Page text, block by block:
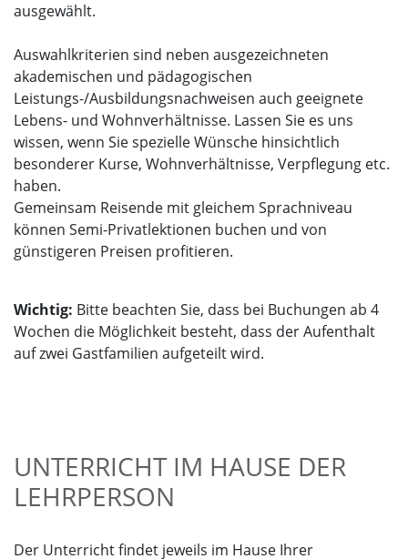
ausgewählt.
Auswahlkriterien sind neben ausgezeichneten
akademischen und pädagogischen
Leistungs-/Ausbildungsnachweisen auch geeignete
Lebens- und Wohnverhältnisse. Lassen Sie es uns
wissen, wenn Sie spezielle Wünsche hinsichtlich
besonderer Kurse, Wohnverhältnisse, Verpflegung etc.
haben.
Gemeinsam Reisende mit gleichem Sprachniveau
können Semi-Privatlektionen buchen und von
günstigeren Preisen profitieren.
Wichtig: Bitte beachten Sie, dass bei Buchungen ab 4
Wochen die Möglichkeit besteht, dass der Aufenthalt
auf zwei Gastfamilien aufgeteilt wird.
UNTERRICHT IM HAUSE DER
LEHRPERSON
Der Unterricht findet jeweils im Hause Ihrer